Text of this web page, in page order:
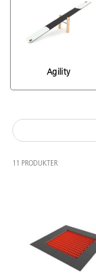
Agility
11 PRODUKTER